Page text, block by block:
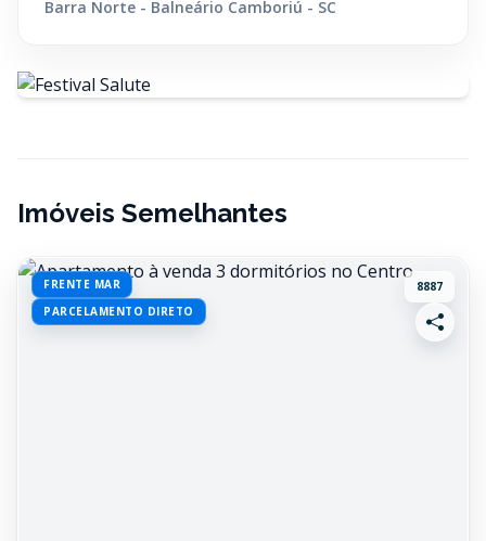
Barra Norte - Balneário Camboriú - SC
Imóveis Semelhantes
FRENTE MAR
PARCELAMENTO DIRETO
8887